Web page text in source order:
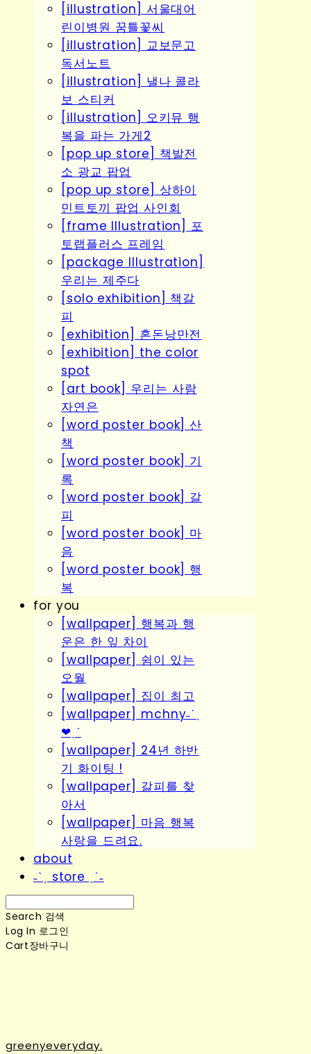
[illustration] 서울대어
린이병원 꿈틀꽃씨
[illustration] 교보문고
독서노트
[illustration] 낼나 콜라
보 스티커
[illustration] 오키뮤 행
복을 파는 가게2
[pop up store] 책발전
소 광교 팝업
[pop up store] 상하이
민트토끼 팝업 사인회
[frame Illustration] 포
토랩플러스 프레임
[package Illustration]
우리는 제주다
[solo exhibition] 책갈
피
[exhibition] 혼돈낭만전
[exhibition] the color
spot
[art book] 우리는 사람
자연은
[word poster book] 산
책
[word poster book] 기
록
[word poster book] 갈
피
[word poster book] 마
음
[word poster book] 행
복
for you
[wallpaper] 행복과 행
운은 한 잎 차이
[wallpaper] 쉼이 있는
오월
[wallpaper] 집이 최고
[wallpaper] mchny˗ˋˏ
❤︎ˎˊ
[wallpaper] 24년 하반
기 화이팅 !
[wallpaper] 갈피를 찾
아서
[wallpaper] 마음 행복
사랑을 드려요.
about
˗ˋˏ store ˎˊ˗
Search 검색
Log In 로그인
Cart장바구니
greenyeveryday.